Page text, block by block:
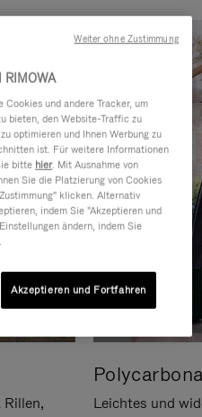
Leichtes und
RIMOWA
Cookies und andere Tracker, um
bieten, den Website-Traffic zu
optimieren und Ihnen Werbung zu
ist. Für weitere Informationen
bitte hier. Mit Ausnahme von
Sie die Platzierung von Cookies
klicken. Alternativ
indem Sie "Akzeptieren und
ändern, indem Sie
Akzeptieren und Fortfahren
Weiter ohne Zustimmung